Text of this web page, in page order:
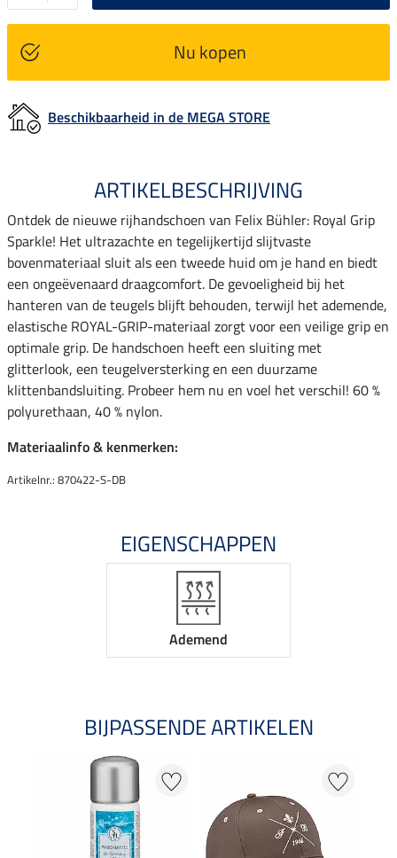
Nu kopen
Beschikbaarheid in de MEGA STORE
ARTIKELBESCHRIJVING
Ontdek de nieuwe rijhandschoen van Felix Bühler: Royal Grip
Sparkle! Het ultrazachte en tegelijkertijd slijtvaste
bovenmateriaal sluit als een tweede huid om je hand en biedt
een ongeëvenaard draagcomfort. De gevoeligheid bij het
hanteren van de teugels blijft behouden, terwijl het ademende,
elastische ROYAL-GRIP-materiaal zorgt voor een veilige grip en
optimale grip. De handschoen heeft een sluiting met
glitterlook, een teugelversterking en een duurzame
klittenbandsluiting. Probeer hem nu en voel het verschil! 60 %
polyurethaan, 40 % nylon.
Materiaalinfo & kenmerken:
Artikelnr.: 870422-S-DB
EIGENSCHAPPEN
Ademend
BIJPASSENDE ARTIKELEN